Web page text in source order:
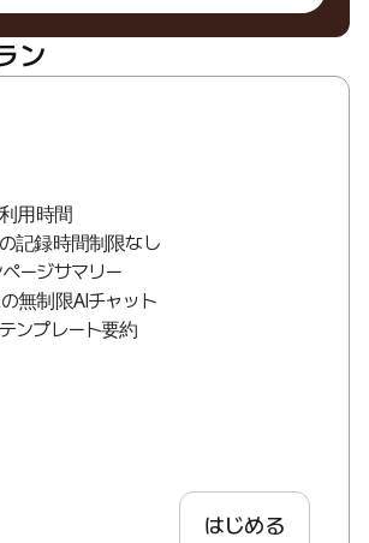
ン
用時間
記録時間制限なし
ージサマリー
無制限AIチャット
ンプレート要約
はじめる